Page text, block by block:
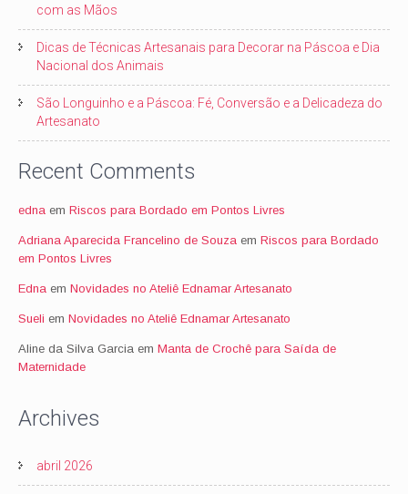
com as Mãos
Dicas de Técnicas Artesanais para Decorar na Páscoa e Dia
Nacional dos Animais
São Longuinho e a Páscoa: Fé, Conversão e a Delicadeza do
Artesanato
Recent Comments
edna em Riscos para Bordado em Pontos Livres
Adriana Aparecida Francelino de Souza em Riscos para Bordado
em Pontos Livres
Edna em Novidades no Ateliê Ednamar Artesanato
Sueli em Novidades no Ateliê Ednamar Artesanato
Aline da Silva Garcia em Manta de Crochê para Saída de
Maternidade
Archives
abril 2026